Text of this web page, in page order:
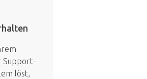
Support-
löst,